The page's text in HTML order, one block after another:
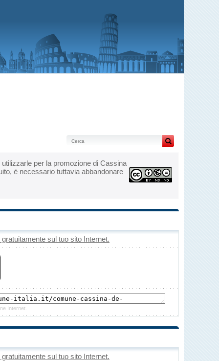
utilizzarle per la promozione di Cassina
è necessario tuttavia abbandonare
sul tuo sito Internet.
Internet.
sul tuo sito Internet.